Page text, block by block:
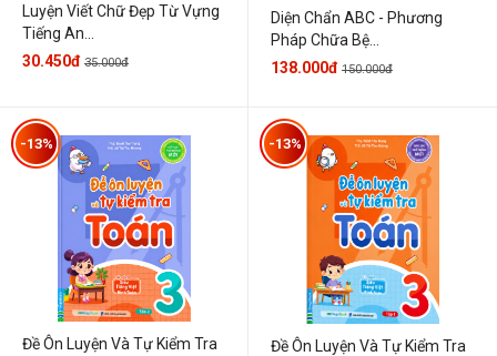
Luyện Viết Chữ Đẹp Từ Vựng
Tiếng An...
30.450đ 35.000đ
Diện Chẩn ABC - Phương
Pháp Chữa Bệ...
138.000đ 150.000đ
Đề Ôn Luyện Và Tự Kiểm Tra
-13%
Đề Ôn Luyện Và Tự Kiểm Tra
-13%